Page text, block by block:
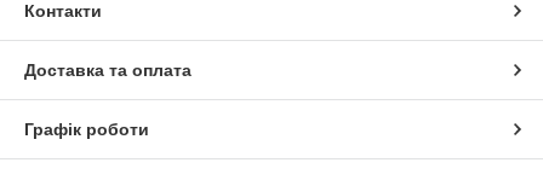
Контакти
Доставка та оплата
Графік роботи